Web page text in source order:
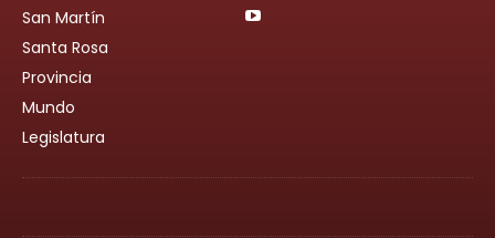
San Martín
Santa Rosa
Provincia
Mundo
Legislatura